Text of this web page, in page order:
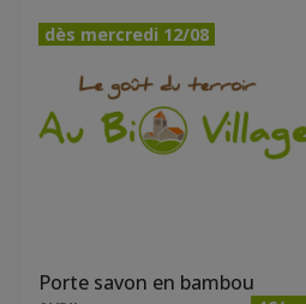
dès mercredi 12/08
Porte savon en bambou